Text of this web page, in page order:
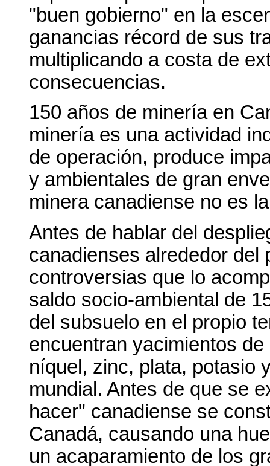
"buen gobierno" en la
ganancias récord de sus
multiplicando a costa de
consecuencias.
150 años de minería en
minería es una actividad
de operación, produce
y ambientales de gran
minera canadiense no es
Antes de hablar del
canadienses alrededor del
controversias que lo
saldo socio-ambiental de
del subsuelo en el propio
encuentran yacimientos
níquel, zinc, plata, potasio
mundial. Antes de que se
hacer" canadiense se
Canadá, causando una
un acaparamiento de los